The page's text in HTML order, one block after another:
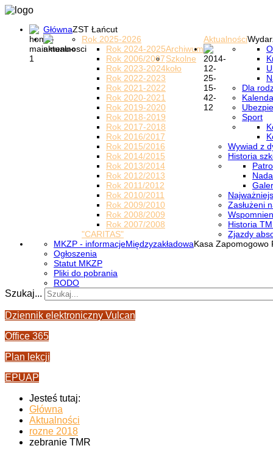
GłównaZST Łańcut
Aktualności
Rok 2025-2026
Archiwum
Rok 2024-2025
Rok 2006/2007
Rok 2023-2024
Rok 2022-2023
Rok 2021-2022
Rok 2020-2021
Rok 2019-2020
Rok 2018-2019
Rok 2017-2018
Rok 2016/2017
Rok 2015/2016
Rok 2014/2015
Rok 2013/2014
Rok 2012/2013
Rok 2011/2012
Rok 2010/2011
Rok 2009/2010
Rok 2008/2009
Rok 2007/2008
Szkolne
koło
"CARITAS"
Dla
Sport
Wywiad z
Historia
Zasłużeni
Historia
Zjazdy
MiędzyzakładowaKasa Zapomogowo
MKZP - informacje
Ogłoszenia
Statut MKZP
Pliki do pobrania
RODO
Szukaj...
Dziennik elektroniczny Vulcan
Office 365
Plan lekcji
EPUAP
Jesteś tutaj:
Główna
Aktualności
rozne 2018
zebranie TMR